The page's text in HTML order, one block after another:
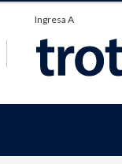
Ingresa A